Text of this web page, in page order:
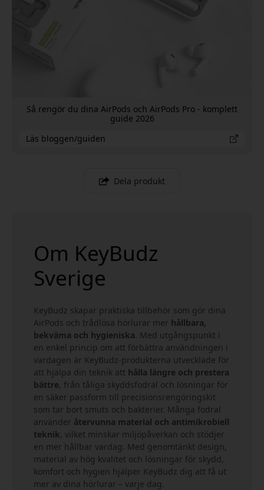
Så rengör du dina AirPods och AirPods Pro - komplett
guide 2026
Läs bloggen/guiden
Dela produkt
Om KeyBudz
Sverige
KeyBudz skapar praktiska tillbehör som gör dina
AirPods och trådlösa hörlurar mer hållbara,
bekväma och hygieniska. Med utgångspunkt i
en enkel princip om att förbättra användningen i
vardagen är KeyBudz-produkterna utvecklade för
att hjälpa din teknik att hålla längre och prestera
bättre, från tåliga skyddsfodral och lösningar för
en säker passform till precisionsrengöringskit
som tar bort smuts och bakterier. Många fodral
använder återvunna material och antimikrobiell
teknik, vilket minskar miljöpåverkan och stödjer
en mer hållbar vardag. Med genomtänkt design,
material av hög kvalitet och lösningar för skydd,
komfort och hygien hjälper KeyBudz dig att få ut
mer av dina hörlurar – varje dag.